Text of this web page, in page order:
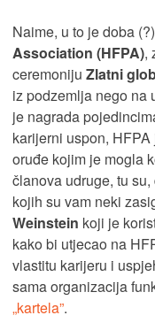
Naime, u to je doba (?)
Association (HFPA),
ceremoniju Zlatni
iz podzemlja nego na
je nagrada
karijerni uspon,
oruđe kojim je mogla
članova udruge, tu
kojih su vam neki
Weinstein koji je
kako bi utjecao na
vlastitu karijeru i
sama organizacija
„kartela”.